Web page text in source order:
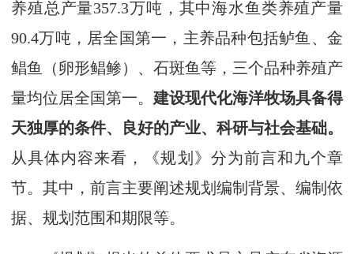
养殖总产量357.3万吨，其中海水鱼类养殖产量
90.4万吨，居全国第一，主养品种包括鲈鱼、金
鲳鱼（卵形鲳鲹）、石斑鱼等，三个品种养殖产
量均位居全国第一。 建设现代化海洋牧场具备得
天独厚的条件、良好的产业、科研与社会基础。
从具体内容来看，《规划》分为前言和九个章
节。其中，前言主要阐述规划编制背景、编制依
据、规划范围和期限等。